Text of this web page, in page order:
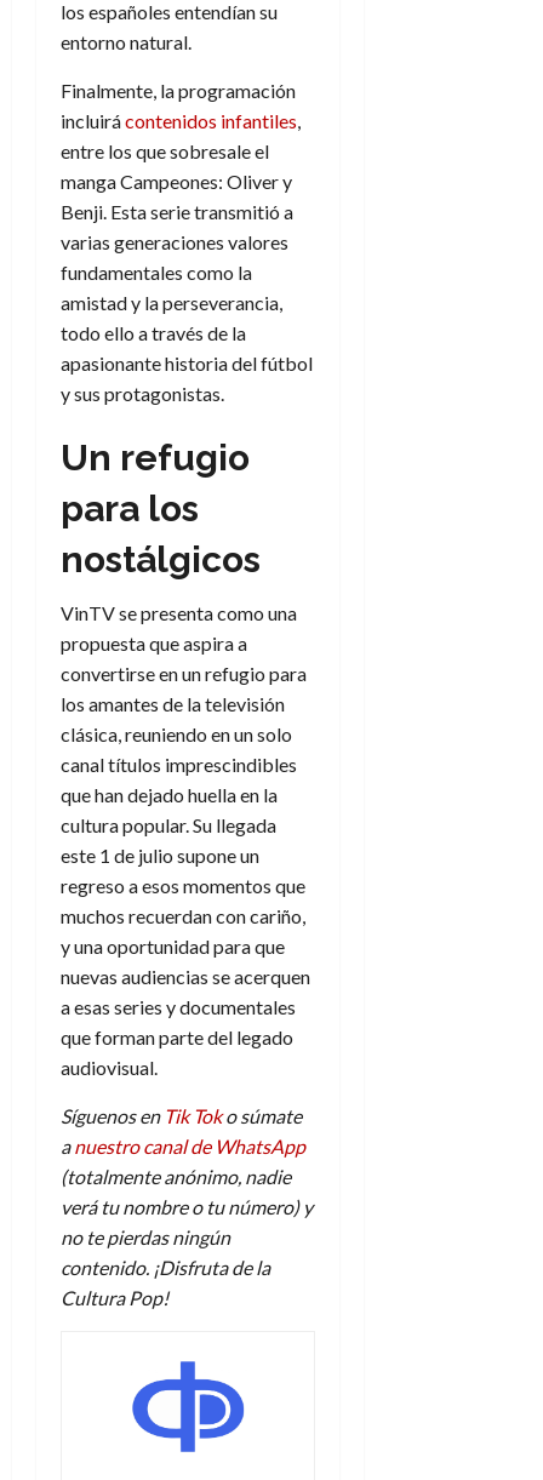
los españoles entendían su
entorno natural.
Finalmente, la programación
incluirácontenidos infantiles,
entre los que sobresale el
manga Campeones: Oliver y
Benji. Esta serie transmitió a
varias generaciones valores
fundamentales como la
amistad y la perseverancia,
todo ello a través de la
apasionante historia del fútbol
y sus protagonistas.
Un refugio
para los
nostálgicos
VinTV se presenta como una
propuesta que aspira a
convertirse en un refugio para
los amantes de la televisión
clásica, reuniendo en un solo
canal títulos imprescindibles
que han dejado huella en la
cultura popular. Su llegada
este 1 de julio supone un
regreso a esos momentos que
muchos recuerdan con cariño,
y una oportunidad para que
nuevas audiencias se acerquen
a esas series y documentales
que forman parte del legado
audiovisual.
Síguenos en Tik Toko súmate
anuestro canal de WhatsApp
(totalmente anónimo, nadie
verá tu nombre o tu número) y
no te pierdas ningún
contenido. ¡Disfruta de la
Cultura Pop!